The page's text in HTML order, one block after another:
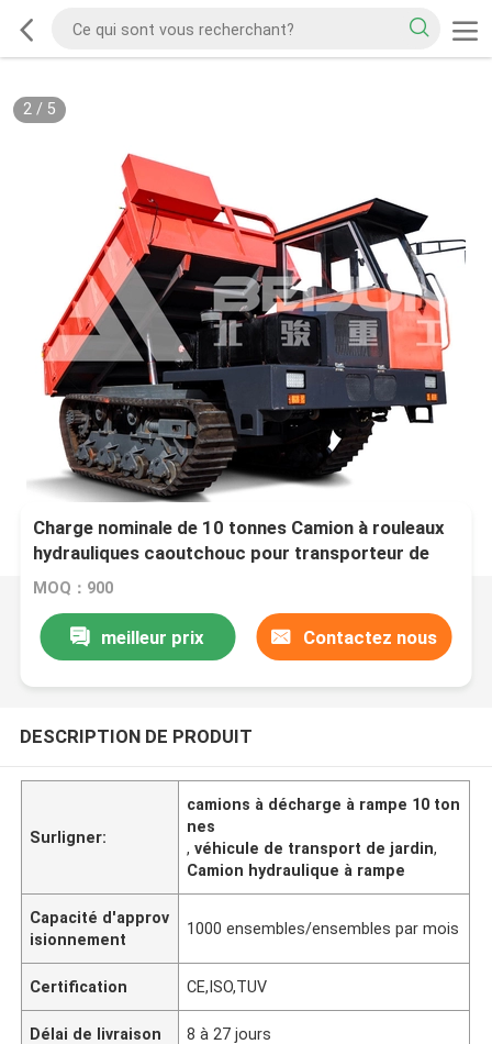
2/ 5
Charge nominale de 10 tonnes Camion à rouleaux
hydrauliques caoutchouc pour transporteur de
jardin
MOQ：900
meilleur prix Contactez nous
DESCRIPTION DE PRODUIT
Surligner:
camions à décharge à rampe 10 ton
nes
,véhicule de transport de jardin,
Camion hydraulique à rampe
Capacité d'approv
isionnement
1000 ensembles/ensembles par mois
Certification CE,ISO,TUV
Délai de livraison 8 à 27 jours